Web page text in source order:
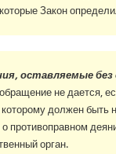
Закон
оставляемые
не дается,
должен быть
противоправном
орган.